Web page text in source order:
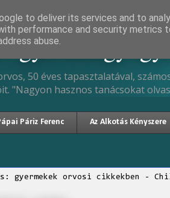
50 éves tapasztalatával,
"Nagyon hasznos tanácsokat
Páriz Ferenc Az Alkotás Kényszere
gyermekek orvosi cikkekben -
to deliver its services and to
performance and security metrics
abuse.